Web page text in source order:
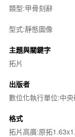
類型:甲骨刻辭
型式:靜態圖像
主題與關鍵字
拓片
出版者
數位化執行單位:中
格式
拓片高廣:原拓